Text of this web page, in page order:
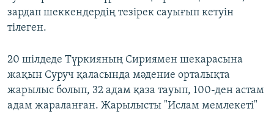
зардап шеккендердің тезірек сауығып кетуін
тілеген.
20 шілдеде Түркияның Сириямен шекарасына
жақын Суруч қаласында мәдение орталықта
жарылыс болып, 32 адам қаза тауып, 100-ден астам
адам жараланған. Жарылысты "Ислам мемлекеті"